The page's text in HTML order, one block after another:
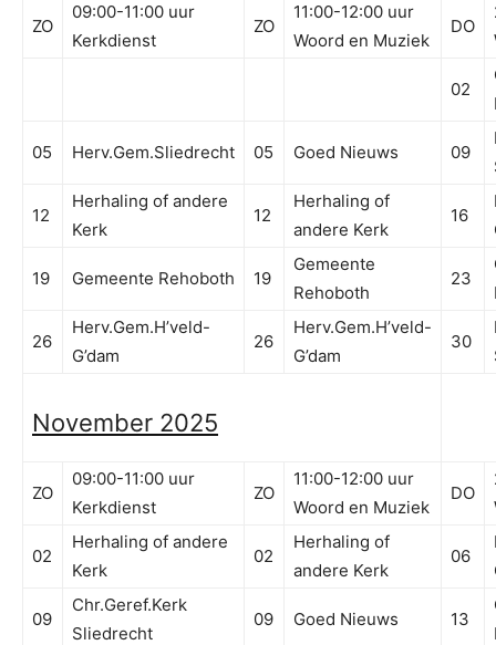
ZO
09:00-11:00 uur
Kerkdienst
ZO
11:00-12:00 uur
Woord en Muziek
DO
02
05 Herv.Gem.Sliedrecht 05 Goed Nieuws 09
12
Herhaling of andere
Kerk
12
Herhaling of
andere Kerk
16
19 Gemeente Rehoboth 19
Gemeente
Rehoboth
23
26
Herv.Gem.H’veld-
G’dam
26
Herv.Gem.H’veld-
G’dam
30
November 2025
ZO
09:00-11:00 uur
Kerkdienst
ZO
11:00-12:00 uur
Woord en Muziek
DO
02
Herhaling of andere
Kerk
02
Herhaling of
andere Kerk
06
09
Chr.Geref.Kerk
Sliedrecht
09 Goed Nieuws 13